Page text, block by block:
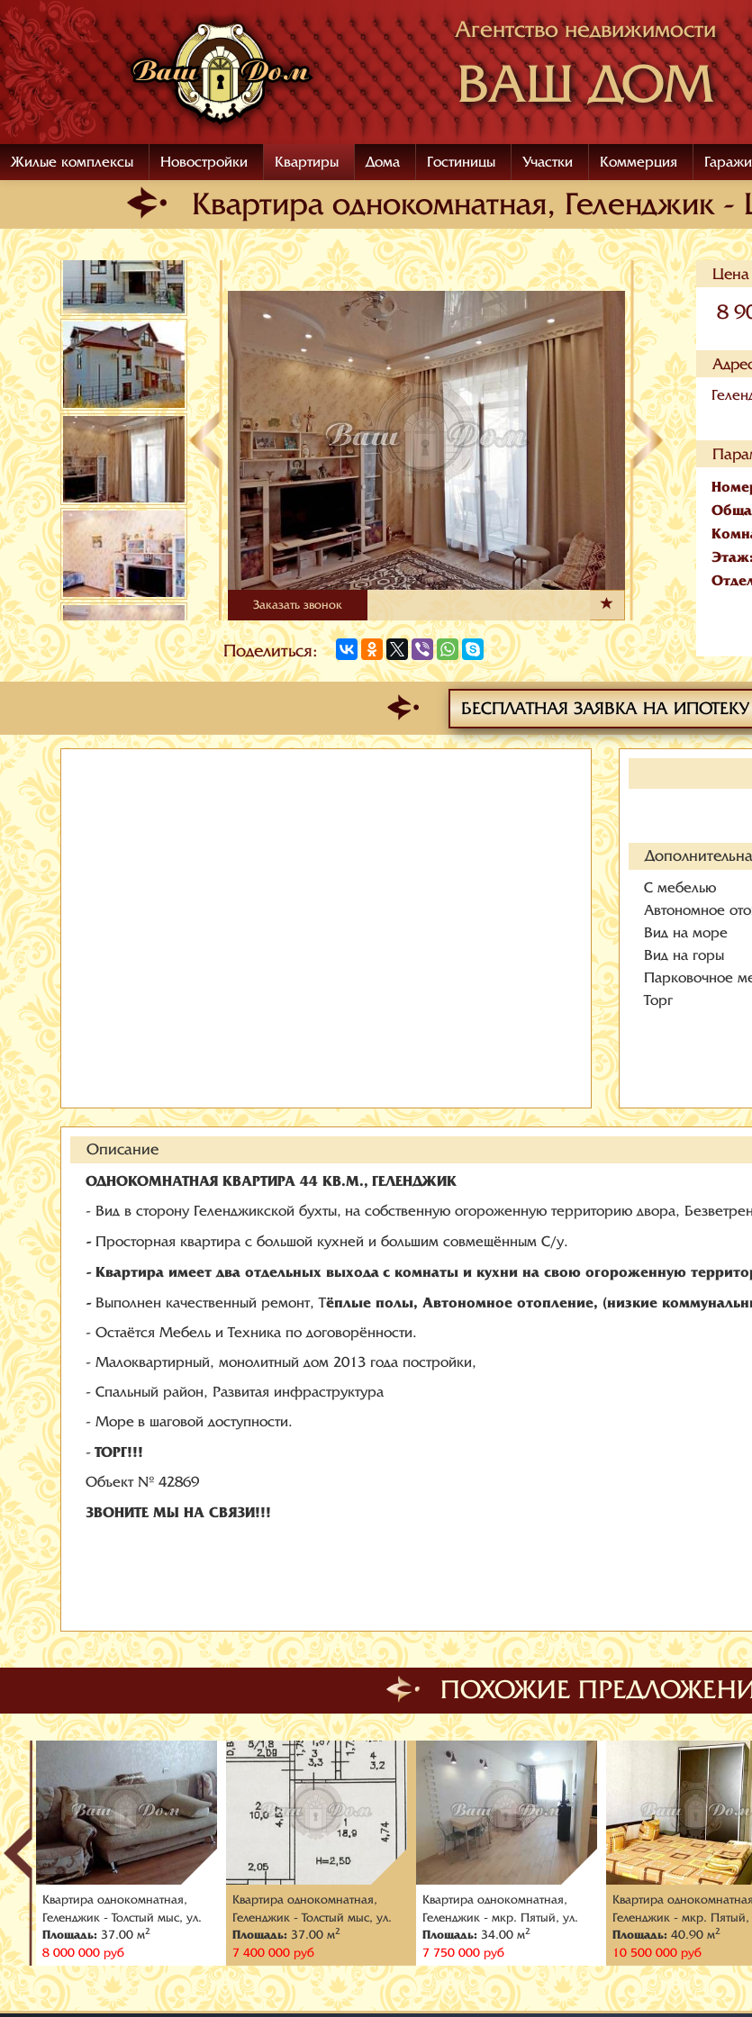
Агентство недвижимости
ВАШ ДОМ
Жилые комплексы Новостройки Квартиры Дома Гостиницы Участки Коммерция Гаражи
Квартира oднокомнатная, Геленджик
Заказать звонок
Поделиться:
Цена
8
Этаж:
БЕСПЛАТНАЯ ЗАЯВКА НА ИПОТЕКУ
С мебелью
Автономное
Вид на море
Вид на горы
Парковочное
Торг
Описание
ОДНОКОМНАТНАЯ КВАРТИРА 44 КВ.М., ГЕЛЕНДЖИК
- Вид в сторону Геленджикской бухты, на собственную огороженную территорию двора,
- Просторная квартира с большой кухней и большим совмещённым С/у.
- Квартира имеет два отдельных выхода с комнаты и кухни на свою огороженную
- Выполнен качественный ремонт, Тёплые полы, Автономное отопление, (низкие
- Остаётся Мебель и Техника по договорённости.
- Малоквартирный, монолитный дом 2013 года постройки,
- Спальный район, Развитая инфраструктура
- Море в шаговой доступности.
-ТОРГ!!!
Объект № 42869
ЗВОНИТЕ МЫ НА СВЯЗИ!!!
ПОХОЖИЕ
Квартира oднокомнатная,
Геленджик - Толстый мыс, ул.
Леселидзе
Площадь:37.00 м2
8 000 000 руб
Квартира oднокомнатная,
Геленджик - Толстый мыс, ул.
Леселидзе
Площадь:37.00 м2
7 400 000 руб
Квартира oднокомнатная,
Геленджик - мкр. Пятый, ул.
Дивноморская
Площадь:34.00 м2
7 750 000 руб
Квартира
Геленджик - мкр. Пятый,
Островского
Площадь:40.90 м2
10 500 000 руб